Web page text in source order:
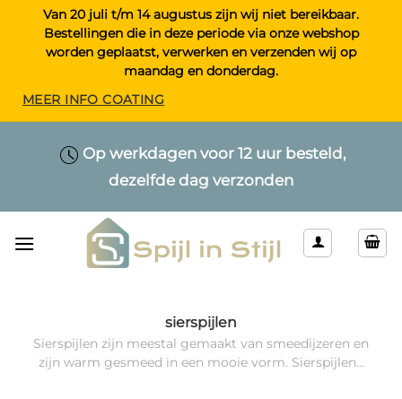
Van 20 juli t/m 14 augustus zijn wij niet bereikbaar.
Bestellingen die in deze periode via onze webshop
worden geplaatst, verwerken en verzenden wij op
maandag en donderdag.
MEER INFO COATING
Op werkdagen voor 12 uur besteld,
dezelfde dag verzonden
Alleen kwaliteitsproducten
Maatwerk > Selecteer uw eigen lengte
& kleur
sierspijlen
Sierspijlen zijn meestal gemaakt van smeedijzeren en
zijn warm gesmeed in een mooie vorm. Sierspijlen...